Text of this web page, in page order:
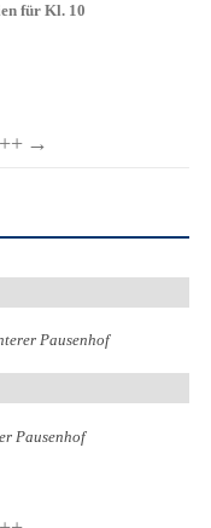
für Kl. 10
++ →
Pausenhof
Pausenhof